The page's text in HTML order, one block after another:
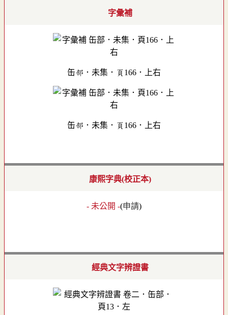
字彙補
缶部．未集．頁166．上右
缶部．未集．頁166．上右
康熙字典(校正本)
- 未公開 -(申請)
經典文字辨證書